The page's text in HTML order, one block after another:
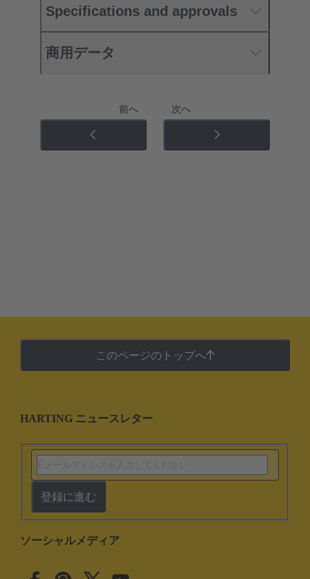
Specifications and approvals
商用データ
前へ 次へ
このページのトップへ
HARTING ニュースレター
登録に進む
ソーシャルメディア